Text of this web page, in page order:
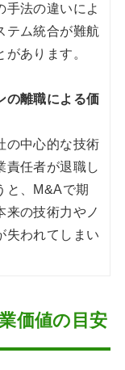
手法の違いによ
テム統合が難航
があります。
の離職による価
の中心的な技術
責任者が退職し
と、M&Aで期
来の技術力やノ
失われてしまい
価値の目安